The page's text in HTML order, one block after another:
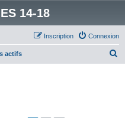
14-18
Connexion
Inscription
actifs